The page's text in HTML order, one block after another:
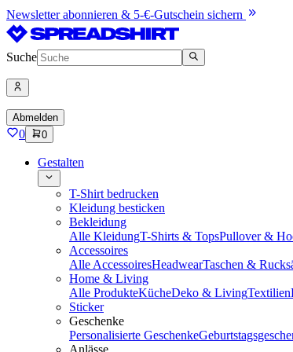
Newsletter abonnieren & 5-€-Gutschein sichern
Suche
Abmelden
0 0
Gestalten
T-Shirt bedrucken
Kleidung besticken
Bekleidung
Alle KleidungT-Shirts & TopsPullover &
Accessoires
Alle AccessoiresHeadwearTaschen &
Home & Living
Alle ProdukteKücheDeko & LivingTextilien
Sticker
Geschenke
Personalisierte Geschenke